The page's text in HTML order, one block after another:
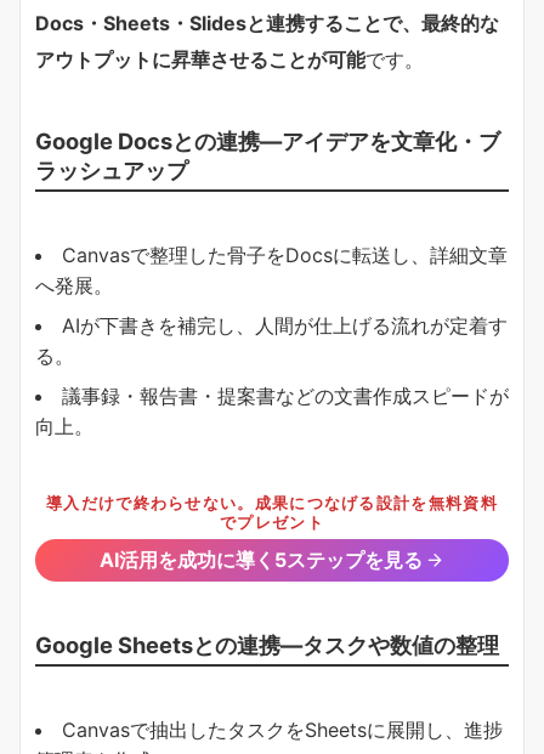
Docs・Sheets・Slidesと連携することで、最終的な
アウトプットに昇華させることが可能です。
Google Docsとの連携―アイデアを文章化・ブ
ラッシュアップ
Canvasで整理した骨子をDocsに転送し、詳細文章
へ発展。
AIが下書きを補完し、人間が仕上げる流れが定着す
る。
議事録・報告書・提案書などの文書作成スピードが
向上。
導入だけで終わらせない。成果につなげる設計を無料資料
でプレゼント
AI活用を成功に導く5ステップを見る
Google Sheetsとの連携―タスクや数値の整理
Canvasで抽出したタスクをSheetsに展開し、進捗